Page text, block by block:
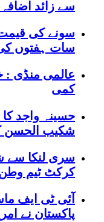
سے زائد اضافہ
سونے کی
سات ہفتوں کی
عالمی منڈی :
کمی
حسینہ واجد
شکیب الحسن
سری لنکا سے
کرکٹ ٹیم
آئی ٹی ایف
پاکستان نے